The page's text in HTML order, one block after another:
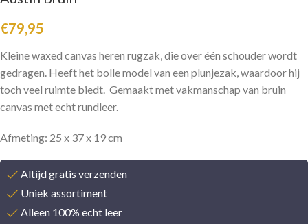
€79,95
Kleine waxed canvas heren rugzak, die over één schouder wordt
gedragen. Heeft het bolle model van een plunjezak, waardoor hij
toch veel ruimte biedt. Gemaakt met vakmanschap van bruin
canvas met echt rundleer.
Afmeting: 25 x 37 x 19 cm
Altijd gratis verzenden
Uniek assortiment
Alleen 100% echt leer